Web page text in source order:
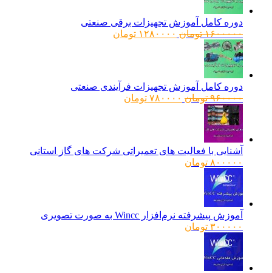
دوره کامل آموزش تجهیزات برقی صنعتی
۱۶۰۰۰۰۰ تومانقیمت
۱۲۸۰۰۰۰ تومانقیمت
دوره کامل آموزش تجهیزات فرآیندی صنعتی
۹۶۰۰۰۰ تومانقیمت
۷۸۰۰۰۰ تومانقیمت
آشنایی با فعالیت های تعمیراتی شرکت های گاز استانی
۸۰۰۰۰۰ تومان
آموزش پیشرفته نرم‌افزار Wincc به صورت تصویری
۳۰۰۰۰۰ تومان